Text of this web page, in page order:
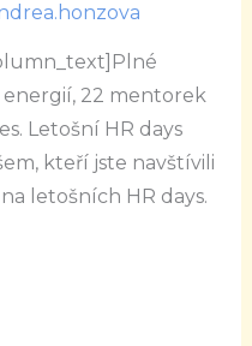
22 mentorek
Letošní HR days
kteří jste navštívili
letošních HR days.